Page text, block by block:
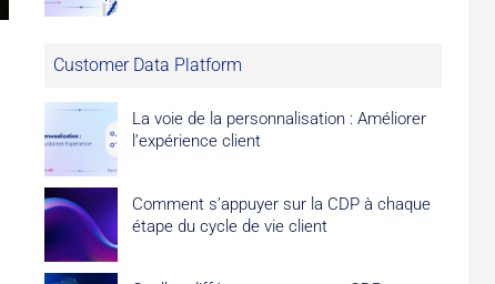
Customer Data Platform
La voie de la personnalisation : Améliorer
l’expérience client
Comment s’appuyer sur la CDP à chaque
étape du cycle de vie client